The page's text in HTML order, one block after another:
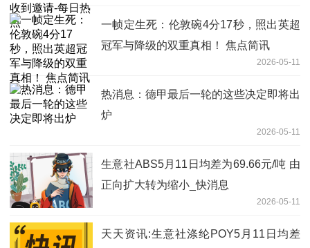
一帧定生死：伦敦碗4分17秒，照出英超
冠军与降级的双重真相！ 焦点简讯
2026-05-11
热消息：德甲最后一轮的这些决定即将出
炉
2026-05-11
生意社ABS5月11日均差为69.66元/吨 由
正向扩大转为缩小_快消息
2026-05-11
天天资讯:生意社涤纶POY5月11日均差